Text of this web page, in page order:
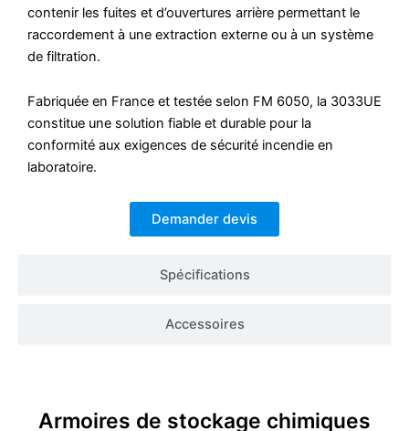
Spécifications
Accessoires
contenir les fuites et d’ouvertures arrière permettant le
raccordement à une extraction externe ou à un système
de filtration.
Fabriquée en France et testée selon FM 6050, la 3033UE
constitue une solution fiable et durable pour la
conformité aux exigences de sécurité incendie en
laboratoire.
Demander devis
Armoires de stockage chimiques